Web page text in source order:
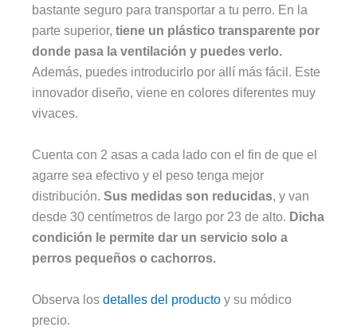
bastante seguro para transportar a tu perro. En la
parte superior, tiene un plástico transparente por
donde pasa la ventilación y puedes verlo.
Además, puedes introducirlo por allí más fácil. Este
innovador diseño, viene en colores diferentes muy
vivaces.
Cuenta con 2 asas a cada lado con el fin de que el
agarre sea efectivo y el peso tenga mejor
distribución. Sus medidas son reducidas, y van
desde 30 centímetros de largo por 23 de alto. Dicha
condición le permite dar un servicio solo a
perros pequeños o cachorros.
Observa los detalles del producto y su módico
precio.